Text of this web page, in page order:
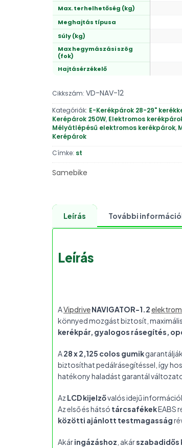
Max. terhelhetőség (kg)
Meghajtás típusa
Súly (kg)
Max hegymászási szög
(fok)
Hajtásérzékelő
Cikkszám: VD-NAV-12
Kategóriák: E-Kerékpárok 28-29"
Kerépárok 250W, Elektromos
Mélyátlépésű elektromos kerékpárok,
Kerépárok
Címke: st
Samebike
Leírás További
Leírás
AVipdriveNAVIGATOR-1.2
könnyed mozgást biztosít,
kerékpár, gyalogos rásegítés,
A28 x 2,125 colos gumik
biztosíthat pedálrásegítéssel, így
hatékony haladást garantál
Az LCD kijelzővalós idejű
Az első és hátsó tárcsafékekEABS
közötti ajánlott testmagasság
Akáringázáshoz , akárszabadidős